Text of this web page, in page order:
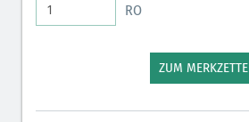
Koagulantien (hellgrau/weiß
Bronchodilatatoren (blau-braun)
RO
ZUM